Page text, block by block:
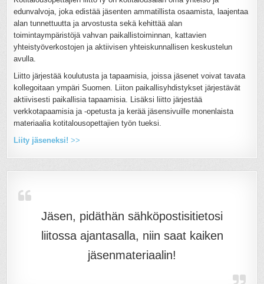
edunvalvoja, joka edistää jäsenten ammatillista osaamista, laajentaa
alan tunnettuutta ja arvostusta sekä kehittää alan
toimintaympäristöjä vahvan paikallistoiminnan, kattavien
yhteistyöverkostojen ja aktiivisen yhteiskunnallisen keskustelun
avulla.
Liitto järjestää koulutusta ja tapaamisia, joissa jäsenet voivat tavata
kollegoitaan ympäri Suomen. Liiton paikallisyhdistykset järjestävät
aktiivisesti paikallisia tapaamisia. Lisäksi liitto järjestää
verkkotapaamisia ja -opetusta ja kerää jäsensivuille monenlaista
materiaalia kotitalousopettajien työn tueksi.
Liity jäseneksi! >>
Jäsen, pidäthän sähköpostisitietosi
liitossa ajantasalla, niin saat kaiken
jäsenmateriaalin!